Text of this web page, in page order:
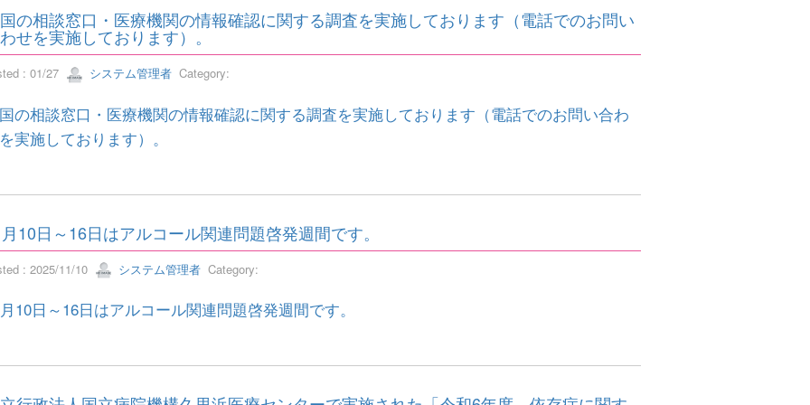
の相談窓口・医療機関の情報確認に関する調査を実施しております（電話でのお問い
せを実施しております）。
: 01/27 システム管理者Category:
の相談窓口・医療機関の情報確認に関する調査を実施しております（電話でのお問い合わ
実施しております）。
10日～16日はアルコール関連問題啓発週間です。
: 2025/11/10 システム管理者Category:
10日～16日はアルコール関連問題啓発週間です。